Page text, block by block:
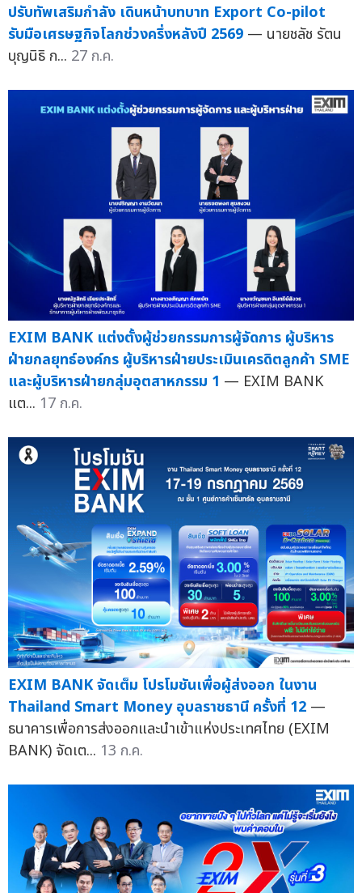
ปรับทัพเสริมกำลัง เดินหน้าบทบาท Export Co-pilot
รับมือเศรษฐกิจโลกช่วงครึ่งหลังปี 2569 — นายชลัช รัตน
บุญนิธิ ก... 27 ก.ค.
EXIM BANK แต่งตั้งผู้ช่วยกรรมการผู้จัดการ ผู้บริหาร
ฝ่ายกลยุทธ์องค์กร ผู้บริหารฝ่ายประเมินเครดิตลูกค้า SME
และผู้บริหารฝ่ายกลุ่มอุตสาหกรรม 1 — EXIM BANK
แต... 17 ก.ค.
EXIM BANK จัดเต็ม โปรโมชันเพื่อผู้ส่งออก ในงาน
Thailand Smart Money อุบลราชธานี ครั้งที่ 12 —
ธนาคารเพื่อการส่งออกและนำเข้าแห่งประเทศไทย (EXIM
BANK) จัดเต... 13 ก.ค.